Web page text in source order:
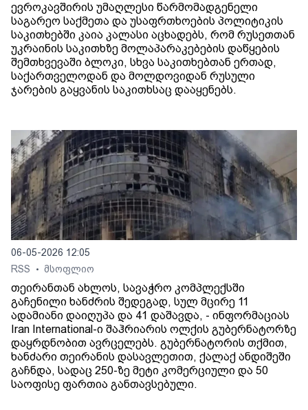
ევროკავშირის უმაღლესი წარმომადგენელი
საგარეო საქმეთა და უსაფრთხოების პოლიტიკის
საკითხებში კაია კალასი აცხადებს, რომ რუსეთთან
უკრაინის საკითხზე მოლაპარაკებების დაწყების
შემთხვევაში ბლოკი, სხვა საკითხებთან ერთად,
საქართველოდან და მოლდოვიდან რუსული
ჯარების გაყვანის საკითხსაც დააყენებს.
06-05-2026 12:05
RSS
• მსოფლიო
თეირანთან ახლოს, სავაჭრო კომპლექსში
გაჩენილი ხანძრის შედეგად, სულ მცირე 11
ადამიანი დაიღუპა და 41 დაშავდა, - ინფორმაციას
Iran International-ი შაჰრიარის ოლქის გუბერნატორზე
დაყრდნობით ავრცელებს. გუბერნატორის თქმით,
ხანძარი თეირანის დასავლეთით, ქალაქ ანდიშეში
გაჩნდა, სადაც 250-ზე მეტი კომერციული და 50
საოფისე ფართია განთავსებული.